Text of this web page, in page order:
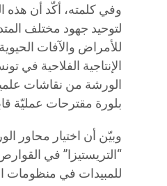
وفي كلمته، أكّد أن
لتوحيد جهود مختلف
للأمراض والآفات
الإنتاجية الفلاحية في
الورشة من نقاشات
بلورة مقترحات عمليّة
وبيّن أن اختيار محاور
“التريستيزا” في